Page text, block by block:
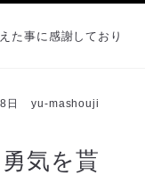
た事に感謝しており
日 yu-mashouji
気を貰